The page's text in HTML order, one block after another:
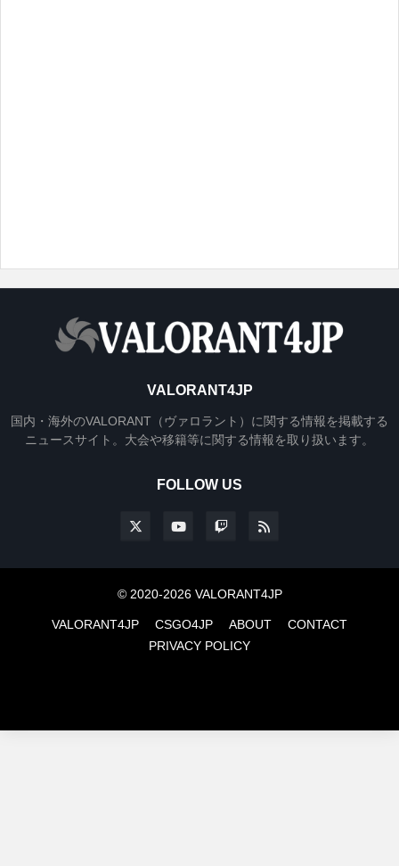
VALORANT4JP
国内・海外のVALORANT（ヴァロラント）に関する情報を掲載する
ニュースサイト。大会や移籍等に関する情報を取り扱います。
FOLLOW US
© 2020-2026 VALORANT4JP
VALORANT4JP CSGO4JP ABOUT
CONTACT
PRIVACY POLICY